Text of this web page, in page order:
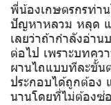
พี่น้องเกษตรกรท่า
ปัญหาหลวม หลุด แ
เลยว่าถ้ากำลังอ่า
ต่อไป เพราะบทคว
ผานไถแบบทีละขั้น
ประกอบได้ถูกต้อง
นานโดยที่ไม่ต้องซ่